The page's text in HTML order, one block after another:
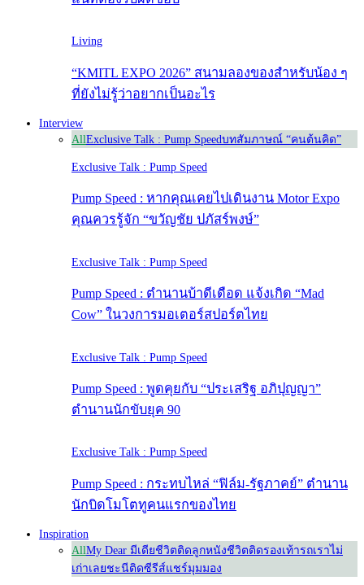
Living
“KMITL EXPO 2026” สนามลองของสำหรับน้อง ๆ
ที่ยังไม่รู้ว่าอยากเป็นอะไร
Interview
AllExclusive Talk : Pump Speedบทสัมภาษณ์ “คนต้นคิด”
Exclusive Talk : Pump Speed
Pump Speed : หากคุณเคยไปเดินงาน Motor Expo
คุณควรรู้จัก “ขวัญชัย ปภัสร์พงษ์”
Exclusive Talk : Pump Speed
Pump Speed : ตำนานบ้าดีเดือด แจ้งเกิด “Mad
Cow” ในวงการมอเตอร์สปอร์ตไทย
Exclusive Talk : Pump Speed
Pump Speed : พูดคุยกับ “ประเสริฐ อภิปุญญา”
ตำนานนักขับยุค 90
Exclusive Talk : Pump Speed
Pump Speed : กระทบไหล่ “ฟิล์ม-รัฐภาคย์” ตำนาน
นักบิดโมโตทูคนแรกของไทย
Inspiration
AllMy Dear มีเดียชีวิตติดลูกหนังชีวิตติดรองเท้ารถเราไม่
เก่าเลยชะนีติดซีรีส์แชร์มุมมอง